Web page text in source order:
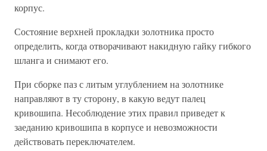
корпус.
Состояние верхней прокладки золотника просто
определить, когда отворачивают накидную гайку гибкого
шланга и снимают его.
При сборке паз с литым углублением на золотнике
направляют в ту сторону, в какую ведут палец
кривошипа. Несоблюдение этих правил приведет к
заеданию кривошипа в корпусе и невозможности
действовать переключателем.